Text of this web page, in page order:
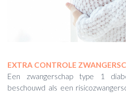
EXTRA CONTROLE
Een zwangerschap type 1
beschouwd als een